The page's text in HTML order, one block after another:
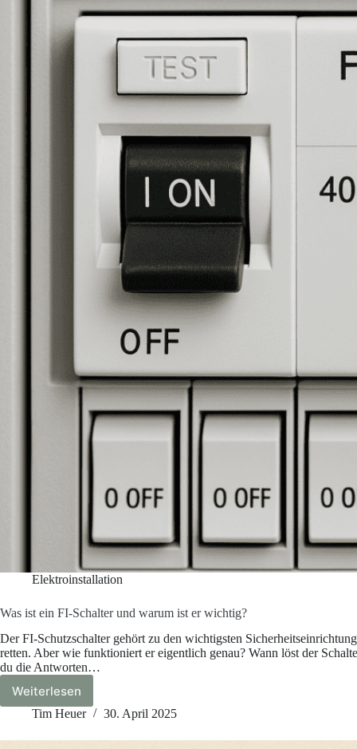
Elektroinstallation
Was ist ein FI-Schalter und warum ist er wichtig?
Der FI-Schutzschalter gehört zu den wichtigsten
retten. Aber wie funktioniert er eigentlich genau? Wann löst der
du die Antworten…
Weiterlesen
Was
ist
FI-
Tim Heuer 30. April 2025